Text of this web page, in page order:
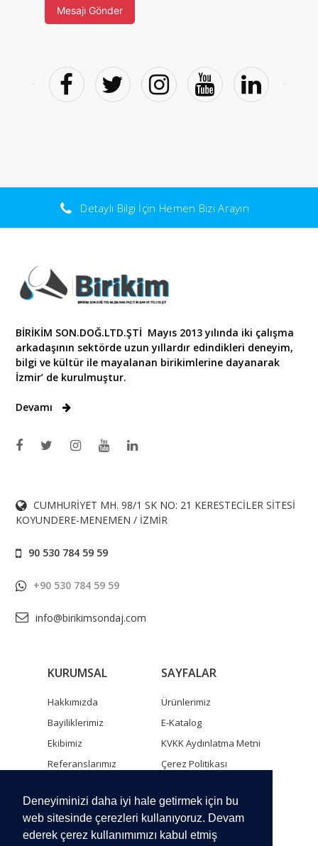
Deneyiminizi daha iyi hale getirmek için bu
web sitesinde çerezleri kullanıyoruz. Devam
ederek çerez kullanımımızı kabul etmiş
Mesajı Gönder
Detaylı Bilgi İçin Hemen Bizi Arayın
BİRİKİM SON.DOĞ.LTD.ŞTİ Mayıs 2013 yılında iki çalışma
arkadaşının sektörde uzun yıllardır edindikleri deneyim,
bilgi ve kültür ile mayalanan birikimlerine dayanarak
İzmir’ de kurulmuştur.
Devamı
CUMHURİYET MH. 98/1 SK NO: 21 KERESTECİLER SİTESİ
KOYUNDERE-MENEMEN / İZMİR
90 530 784 59 59
+90 530 784 59 59
info@birikimsondaj.com
KURUMSAL
Hakkımızda
Bayiliklerimiz
Ekibimiz
Referanslarımız
İletişim Formu ve
Harita
SAYFALAR
Ürünlerimiz
E-Katalog
KVKK Aydınlatma Metni
Çerez Politikası